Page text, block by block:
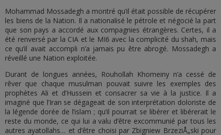
Mohammad Mossadegh a montré qu’il était possible de récupérer
les biens de la Nation. Il a nationalisé le pétrole et négocié la part
que son pays a accordé aux compagnies étrangères. Certes, il a
été renversé par la CIA et le MI6 avec la complicité du shah, mais
ce qu’il avait accompli n’a jamais pu être abrogé. Mossadegh a
réveillé une Nation exploitée.
Durant de longues années, Rouhollah Khomeiny n’a cessé de
rêver que chaque musulman pouvait suivre les exemples des
prophètes Ali et d’Hussein et consacrer sa vie à la justice. Il a
imaginé que l’Iran se dégageait de son interprétation doloriste de
la légende dorée de l’islam ; qu’il pourrait se libérer et libérerait le
reste du monde, ce qui lui a valu d’être excommunié par tous les
autres ayatollahs… et d’être choisi par Zbigniew BrzeziÅ„ski pour